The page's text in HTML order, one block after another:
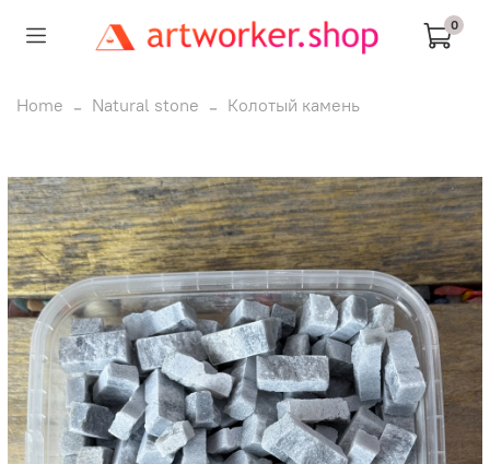
0
Home Natural stone Колотый камень